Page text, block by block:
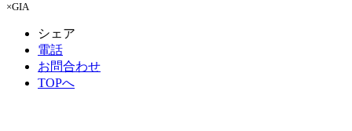
×GIA
シェア
電話
お問合わせ
TOPへ